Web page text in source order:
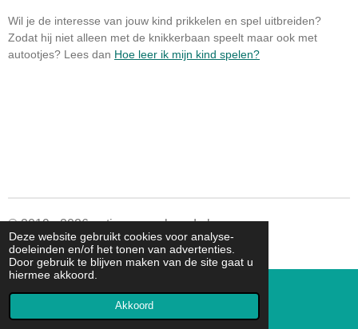
Deze website gebruikt cookies voor analyse-
doeleinden en/of het tonen van advertenties.
Door gebruik te blijven maken van de site gaat u
hiermee akkoord.
Akkoord
Wil je de interesse van jouw kind prikkelen en spel uitbreiden?
Zodat hij niet alleen met de knikkerbaan speelt maar ook met
autootjes? Lees dan Hoe leer ik mijn kind spelen?
© 2019 - 2026 autismespeelgoed.nl
Powered byJouwWeb
E-mailadres